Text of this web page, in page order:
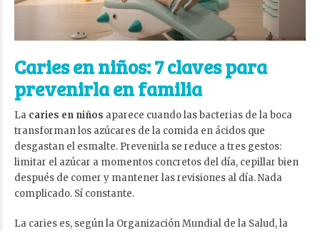
Caries en niños: 7 claves para
prevenirla en familia
La caries en niños aparece cuando las bacterias de la boca
transforman los azúcares de la comida en ácidos que
desgastan el esmalte. Prevenirla se reduce a tres gestos:
limitar el azúcar a momentos concretos del día, cepillar bien
después de comer y mantener las revisiones al día. Nada
complicado. Sí constante.
La caries es, según la Organización Mundial de la Salud, la